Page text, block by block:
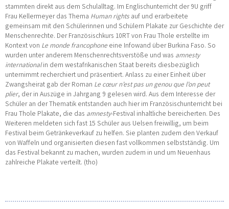
stammten direkt aus dem Schulalltag. Im Englischunterricht der 9U griff
Frau Kellermeyer das Thema Human rights auf und erarbeitete
gemeinsam mit den Schülerinnen und Schülern Plakate zur Geschichte der
Menschenrechte. Der Französischkurs 10RT von Frau Thole erstellte im
Kontext von Le monde francophone eine Infowand über Burkina Faso. So
wurden unter anderem Menschenrechtsverstöße und was amnesty
internationalin dem westafrikanischen Staat bereits diesbezüglich
unternimmt recherchiert und präsentiert. Anlass zu einer Einheit über
Zwangsheirat gab der Roman Le cœur n’est pas un genou que l’on peut
plier, der in Auszüge in Jahrgang 9 gelesen wird. Aus dem Interesse der
Schüler an der Thematik entstanden auch hier im Französischunterricht bei
Frau Thole Plakate, die das amnesty-Festival inhaltliche bereicherten. Des
Weiteren meldeten sich fast 15 Schüler aus Uelsen freiwillig, um beim
Festival beim Getränkeverkauf zu helfen. Sie planten zudem den Verkauf
von Waffeln und organisierten diesen fast vollkommen selbstständig. Um
das Festival bekannt zu machen, wurden zudem in und um Neuenhaus
zahlreiche Plakate verteilt. (tho)